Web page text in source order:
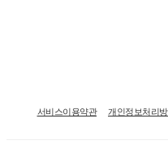
서비스이용약관 개인정보처리